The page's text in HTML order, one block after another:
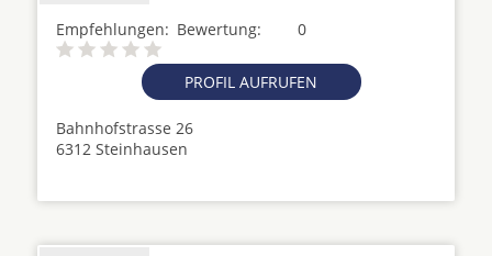
Empfehlungen: 0
Bewertung:
PROFIL AUFRUFEN
Bahnhofstrasse 26
6312 Steinhausen